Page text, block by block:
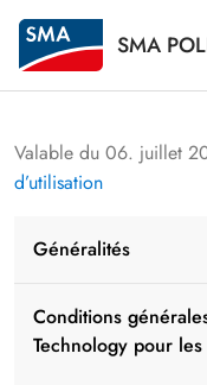
SMA
Valable du 06. juillet
d’utilisation
Généralités
Conditions
Technology pour